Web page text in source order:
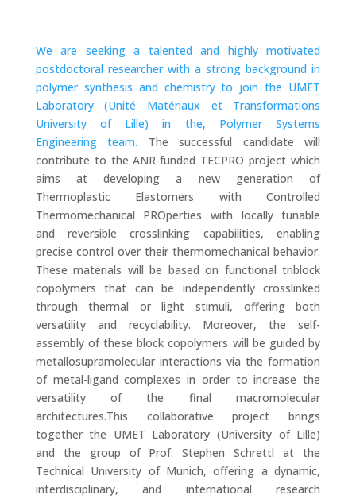
We are seeking a talented and highly motivated
postdoctoral researcher with a strong background in
polymer synthesis and chemistry to join the UMET
Laboratory (Unité Matériaux et Transformations
University of Lille) in the, Polymer Systems
Engineering team. The successful candidate will
contribute to the ANR-funded TECPRO project which
aims at developing a new generation of
Thermoplastic Elastomers with Controlled
Thermomechanical PROperties with locally tunable
and reversible crosslinking capabilities, enabling
precise control over their thermomechanical behavior.
These materials will be based on functional triblock
copolymers that can be independently crosslinked
through thermal or light stimuli, offering both
versatility and recyclability. Moreover, the self-
assembly of these block copolymers will be guided by
metallosupramolecular interactions via the formation
of metal-ligand complexes in order to increase the
versatility of the final macromolecular
architectures.This collaborative project brings
together the UMET Laboratory (University of Lille)
and the group of Prof. Stephen Schrettl at the
Technical University of Munich, offering a dynamic,
interdisciplinary, and international research